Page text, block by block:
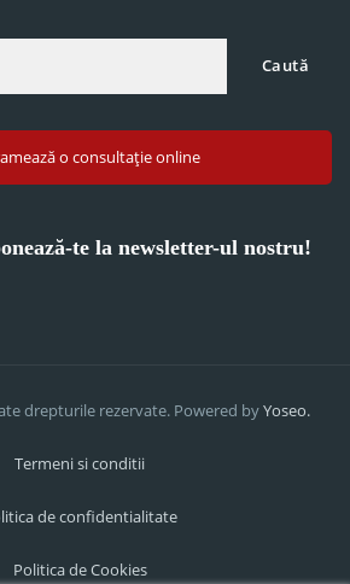
Caută
o consultație online
te la newsletter-ul nostru!
drepturile rezervate. Powered byYoseo.
Termeni si conditii
de confidentialitate
Politica de Cookies